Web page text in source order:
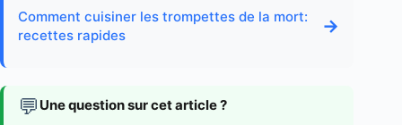
Comment cuisiner les trompettes de la mort:
recettes rapides
→
💬 Une question sur cet article ?